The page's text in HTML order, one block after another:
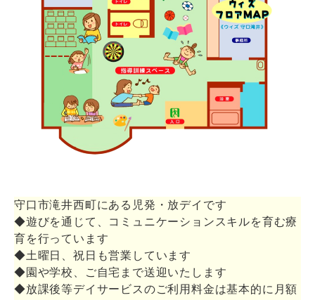
守口市滝井西町にある児発・放デイです
◆遊びを通じて、コミュニケーションスキルを育む療
育を行っています
◆土曜日、祝日も営業しています
◆園や学校、ご自宅まで送迎いたします
◆放課後等デイサービスのご利用料金は基本的に月額